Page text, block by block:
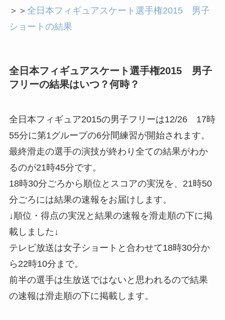
＞＞ 全日本フィギュアスケート選手権2015 男子
ショートの結果
全日本フィギュアスケート選手権2015 男子
フリーの結果はいつ？何時？
全日本フィギュア2015の男子フリーは12/26 17時
55分に第1グループの6分間練習が開始されます。
最終滑走の選手の演技が終わり全ての結果がわか
るのが21時45分です。
18時30分ごろから順位とスコアの実況を、21時50
分ごろには結果の速報をお届けします。
↓順位・得点の実況と結果の速報を滑走順の下に掲
載しました↓
テレビ放送は女子ショートと合わせて18時30分か
ら22時10分まで。
前半の選手は生放送ではないと思われるので結果
の速報は滑走順の下に掲載します。